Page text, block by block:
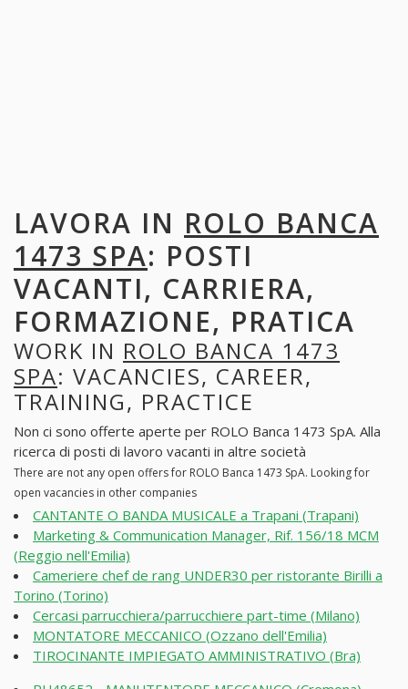
LAVORA IN ROLO BANCA
1473 SPA: POSTI
VACANTI, CARRIERA,
FORMAZIONE, PRATICA
WORK IN ROLO BANCA 1473
SPA: VACANCIES, CAREER,
TRAINING, PRACTICE
Non ci sono offerte aperte per ROLO Banca 1473 SpA. Alla
ricerca di posti di lavoro vacanti in altre società
There are not any open offers for ROLO Banca 1473 SpA. Looking for
open vacancies in other companies
CANTANTE O BANDA MUSICALE a Trapani (Trapani)
Marketing & Communication Manager, Rif. 156/18 MCM
(Reggio nell'Emilia)
Cameriere chef de rang UNDER30 per ristorante Birilli a
Torino (Torino)
Cercasi parrucchiera/parrucchiere part-time (Milano)
MONTATORE MECCANICO (Ozzano dell'Emilia)
TIROCINANTE IMPIEGATO AMMINISTRATIVO (Bra)